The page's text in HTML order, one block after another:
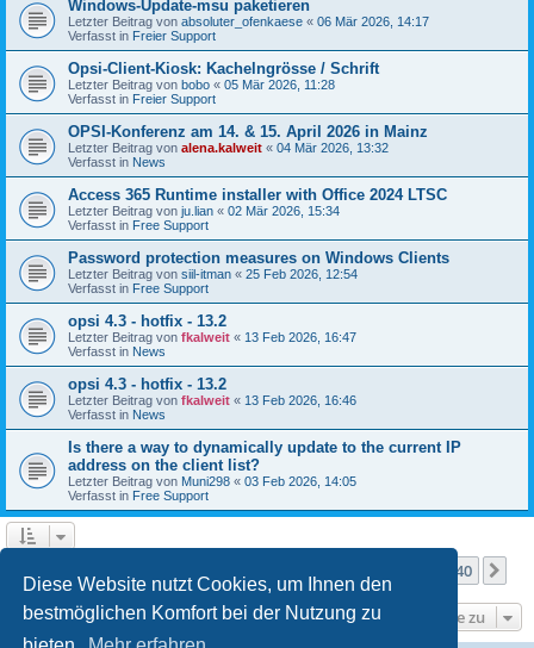
Diese Website nutzt Cookies, um Ihnen den
bestmöglichen Komfort bei der Nutzung zu
Windows-Update-msu paketieren
Letzter Beitrag von absoluter_ofenkaese « 06 Mär 2026, 14:17
Verfasst in Freier Support
Opsi-Client-Kiosk: Kachelngrösse / Schrift
Letzter Beitrag von bobo « 05 Mär 2026, 11:28
Verfasst in Freier Support
OPSI-Konferenz am 14. & 15. April 2026 in Mainz
Letzter Beitrag von alena.kalweit « 04 Mär 2026, 13:32
Verfasst in News
Access 365 Runtime installer with Office 2024 LTSC
Letzter Beitrag von ju.lian « 02 Mär 2026, 15:34
Verfasst in Free Support
Password protection measures on Windows Clients
Letzter Beitrag von siil-itman « 25 Feb 2026, 12:54
Verfasst in Free Support
opsi 4.3 - hotfix - 13.2
Letzter Beitrag von fkalweit « 13 Feb 2026, 16:47
Verfasst in News
opsi 4.3 - hotfix - 13.2
Letzter Beitrag von fkalweit « 13 Feb 2026, 16:46
Verfasst in News
Is there a way to dynamically update to the current IP
address on the client list?
Letzter Beitrag von Muni298 « 03 Feb 2026, 14:05
Verfasst in Free Support
40
Gehe zu